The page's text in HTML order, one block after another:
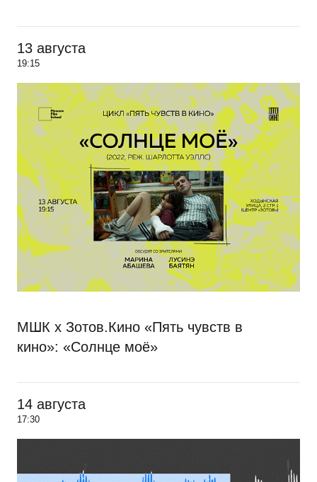
13 августа
19:15
МШК х Зотов.Кино «Пять чувств в
кино»: «Солнце моё»
14 августа
17:30